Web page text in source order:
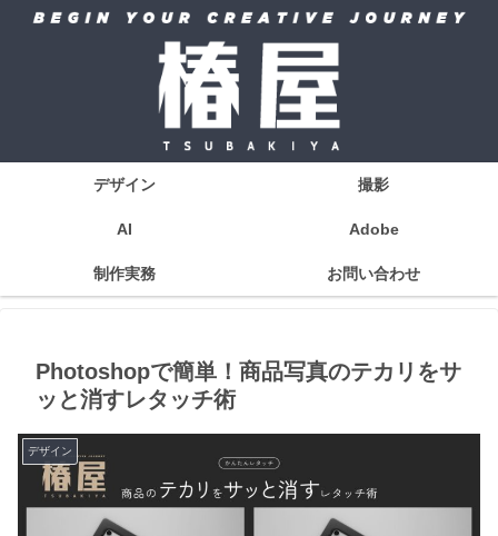
デザイン 撮影
AI Adobe
制作実務 お問い合わせ
Photoshopで簡単！商品写真のテカリをサ
ッと消すレタッチ術
デザイン